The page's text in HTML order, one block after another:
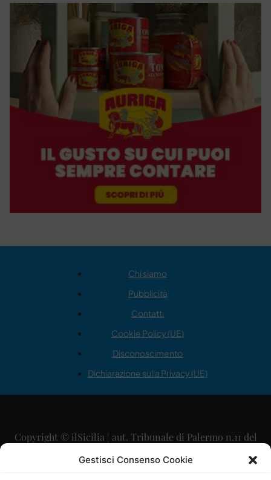
Gestisci Consenso Cookie
Chi siamo
Pubblicità
Contatti
Cookie Policy (UE)
Disconoscimento
Dichiarazione sulla Privacy (UE)
Copyright © ilSicilia | aut. Tribunale di Palermo n.11 del
29/09/2015